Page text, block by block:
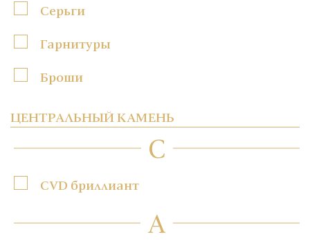
Серьги
Гарнитуры
Броши
ЦЕНТРАЛЬНЫЙ КАМЕНЬ
C
CVD бриллиант
А